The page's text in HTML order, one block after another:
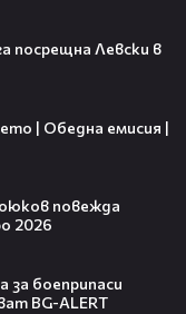
посрещна Левски в
| Обедна емисия |
повежда
2026
за боеприпаси
BG-ALERT